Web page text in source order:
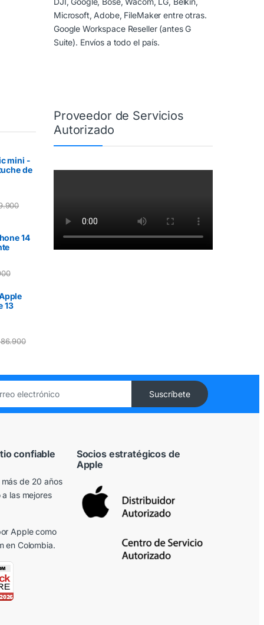
Microsoft, Adobe, FileMaker entre otras.
Google Workspace Reseller (antes G
Suite). Envíos a todo el país.
mini -
de
14
13
Proveedor de Servicios
Autorizado
confiable
de 20 años
las mejores
Applecomo
en Colombia.
Socios estratégicos de
Apple